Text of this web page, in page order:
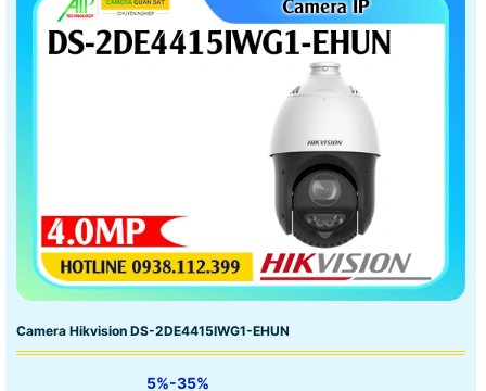
Camera Hikvision DS-2DE4415IWG1-EHUN
5%-35%